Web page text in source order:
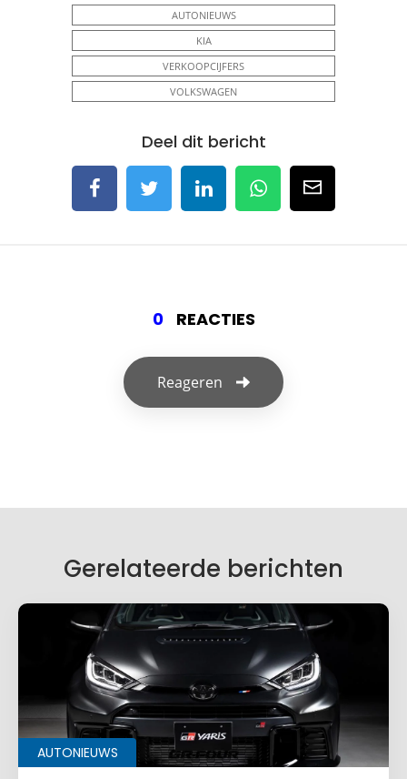
AUTONIEUWS
KIA
VERKOOPCIJFERS
VOLKSWAGEN
Deel dit bericht
0 REACTIES
Reageren
Je e-mailadres wordt niet gepubliceerd.
Naam *
Gerelateerde berichten
AUTONIEUWS